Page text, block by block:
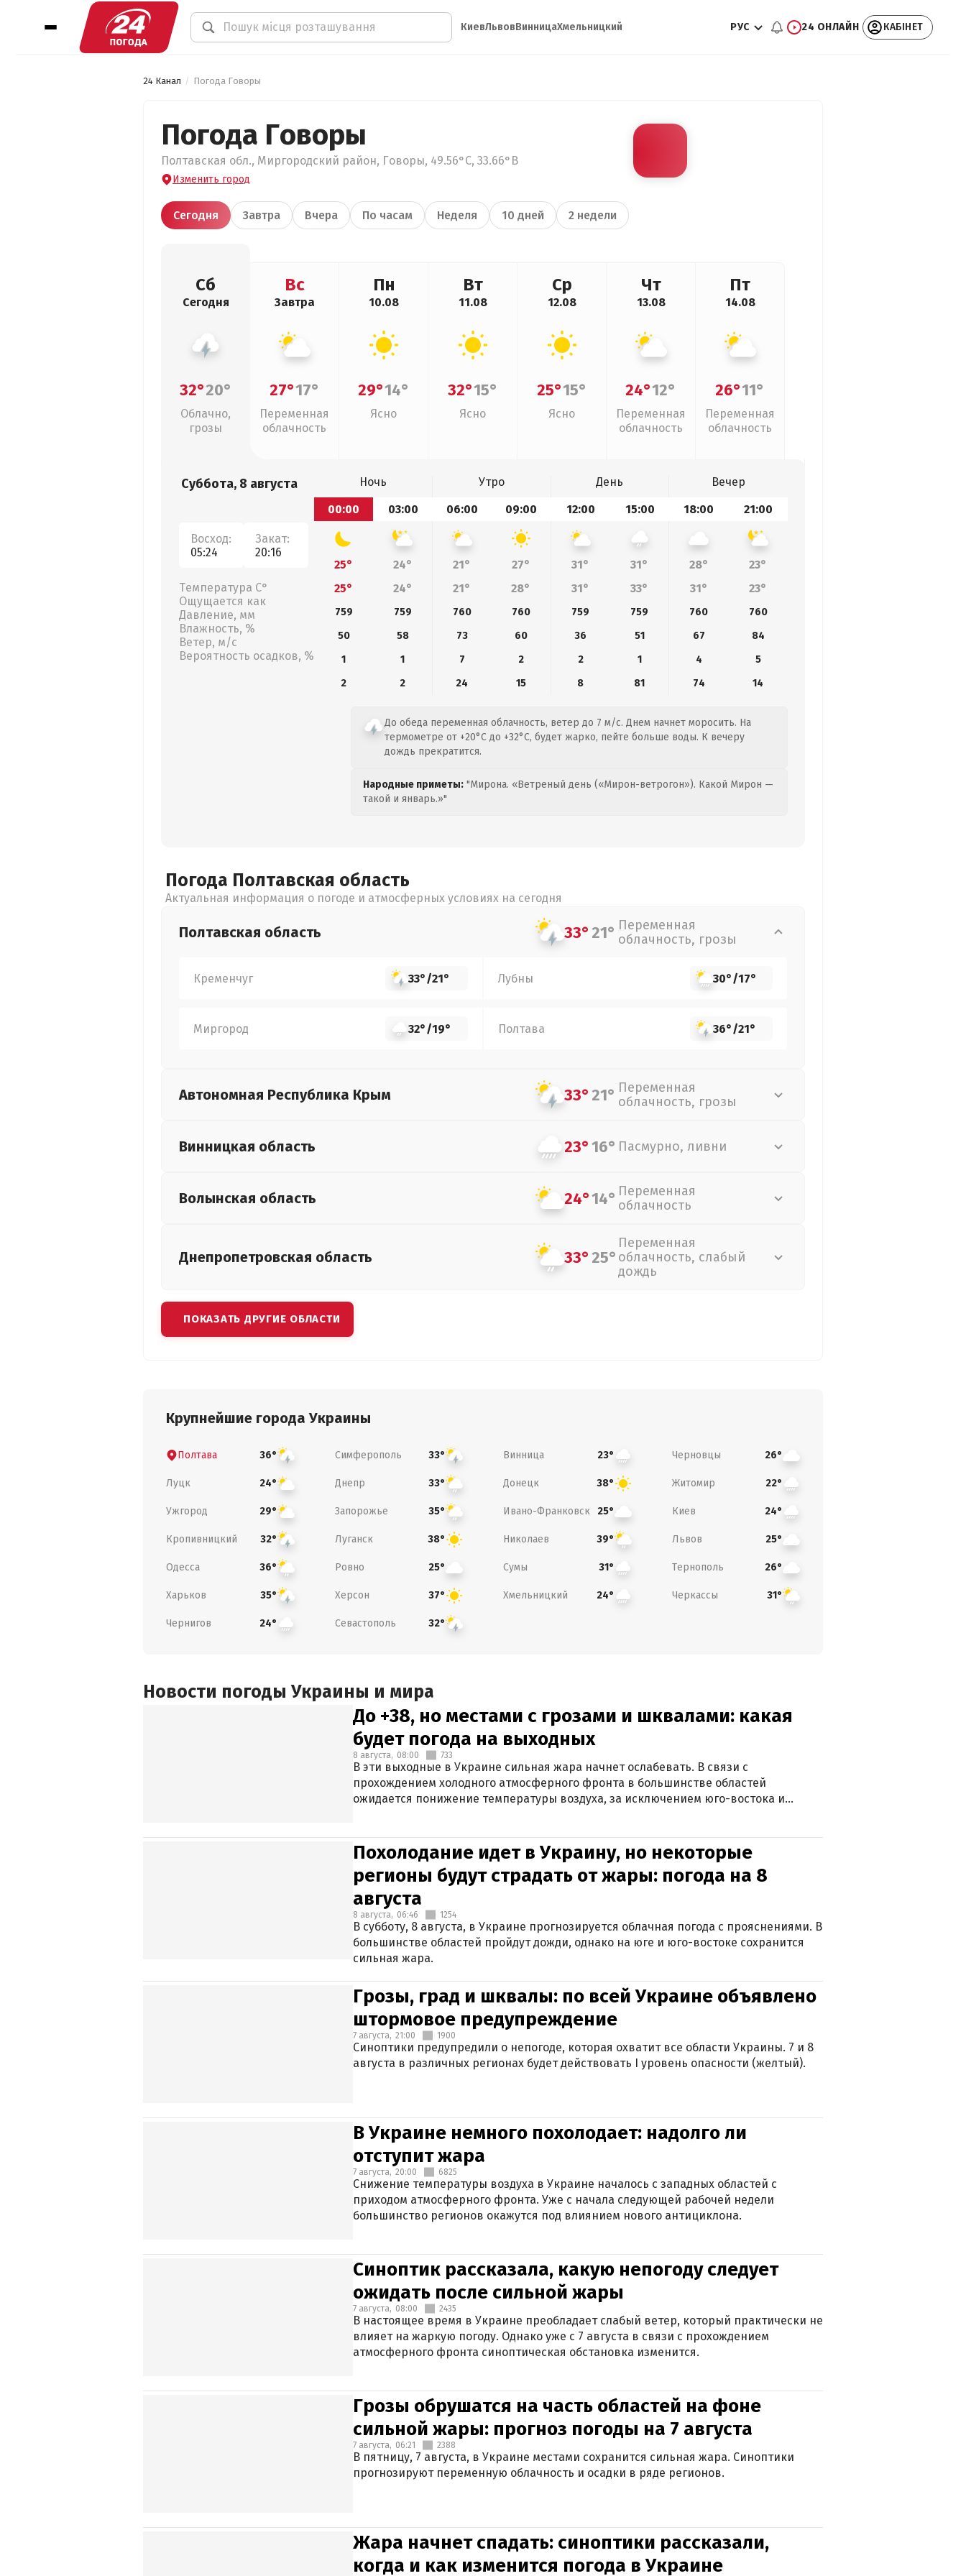
КиевЛьвовВинницаХмельницкий РУС 24 ОНЛАЙН КАБІНЕТ
24 Канал Погода Говоры
Погода Говоры
Полтавская обл., Миргородский район, Говоры, 49.56°С, 33.66°В
Изменить город
Сегодня Завтра Вчера По часам Неделя 10 дней 2 недели
Сб
Сегодня
32°20°
Облачно,
грозы
Вс
Завтра
27°17°
Переменная
облачность
Пн
10.08
29°14°
Ясно
Вт
11.08
32°15°
Ясно
Ср
12.08
25°15°
Ясно
Чт
13.08
24°12°
Переменная
облачность
Пт
14.08
26°11°
Переменная
облачность
Суббота, 8 августа
Восход:
05:24
Закат:
20:16
Температура С°
Ощущается как
Давление, мм
Влажность, %
Ветер, м/с
Вероятность осадков, %
Ночь Утро День
Вечер
00:00
03:00 06:00 09:00 12:00 15:00 18:00 21:00
25° 24° 21° 27° 31° 31° 28°
23°
25°
24° 21° 28° 31° 33° 31° 23°
759 759 760 760 759 759 760
760
50
58 73 60 36 51 67
84
1
1 7 2 2 1 4
5
2
2 24 15 8 81 74 14
До обеда переменная облачность, ветер до 7 м/с. Днем начнет моросить. На
термометре от +20°C до +32°C, будет жарко, пейте больше воды. К вечеру
дождь прекратится.
Народные приметы: "Мирона. «Ветреный день («Мирон-ветрогон»). Какой Мирон —
такой и январь.»"
Погода Полтавская область
Актуальная информация о погоде и атмосферных условиях на сегодня
Полтавская область 33°21° Переменная
облачность, грозы
Кременчуг 33°/21° Лубны 30°/17°
Миргород 32°/19° Полтава 36°/21°
Автономная Республика Крым 33°21° Переменная
облачность, грозы
Винницкая область 23°16° Пасмурно, ливни
Волынская область 24°14° Переменная
облачность
Днепропетровская область 33°25°
Переменная
облачность, слабый
дождь
ПОКАЗАТЬ ДРУГИЕ ОБЛАСТИ
Крупнейшие города Украины
Полтава 36° Симферополь 33° Винница 23° Черновцы 26°
Луцк 24° Днепр 33° Донецк 38° Житомир 22°
Ужгород 29° Запорожье 35° Ивано-Франковск 25° Киев 24°
Кропивницкий 32° Луганск 38° Николаев 39° Львов 25°
Одесса 36° Ровно 25° Сумы 31° Тернополь 26°
Харьков 35° Херсон 37° Хмельницкий 24° Черкассы 31°
Чернигов 24° Севастополь 32°
Новости погоды Украины и мира
До +38, но местами с грозами и шквалами: какая
будет погода на выходных
8 августа, 08:00 733
В эти выходные в Украине сильная жара начнет ослабевать. В связи с
прохождением холодного атмосферного фронта в большинстве областей
ожидается понижение температуры воздуха, за исключением юго-востока и
Похолодание идет в Украину, но некоторые
регионы будут страдать от жары: погода на 8
августа
8 августа, 06:46 1254
В субботу, 8 августа, в Украине прогнозируется облачная погода с прояснениями. В
большинстве областей пройдут дожди, однако на юге и юго-востоке сохранится
сильная жара.
Грозы, град и шквалы: по всей Украине объявлено
штормовое предупреждение
7 августа, 21:00 1900
Синоптики предупредили о непогоде, которая охватит все области Украины. 7 и 8
августа в различных регионах будет действовать I уровень опасности (желтый).
В Украине немного похолодает: надолго ли
отступит жара
7 августа, 20:00 6825
Снижение температуры воздуха в Украине началось с западных областей с
приходом атмосферного фронта. Уже с начала следующей рабочей недели
большинство регионов окажутся под влиянием нового антициклона.
Синоптик рассказала, какую непогоду следует
ожидать после сильной жары
7 августа, 08:00 2435
В настоящее время в Украине преобладает слабый ветер, который практически не
влияет на жаркую погоду. Однако уже с 7 августа в связи с прохождением
атмосферного фронта синоптическая обстановка изменится.
Грозы обрушатся на часть областей на фоне
сильной жары: прогноз погоды на 7 августа
7 августа, 06:21 2388
В пятницу, 7 августа, в Украине местами сохранится сильная жара. Синоптики
прогнозируют переменную облачность и осадки в ряде регионов.
Жара начнет спадать: синоптики рассказали,
когда и как изменится погода в Украине